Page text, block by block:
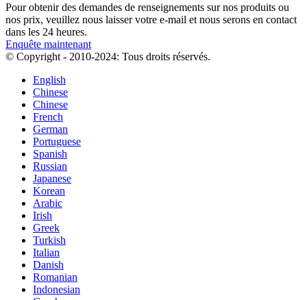
Pour obtenir des demandes de renseignements sur nos produits ou
nos prix, veuillez nous laisser votre e-mail et nous serons en contact
dans les 24 heures.
Enquête maintenant
© Copyright - 2010-2024: Tous droits réservés.
English
Chinese
Chinese
French
German
Portuguese
Spanish
Russian
Japanese
Korean
Arabic
Irish
Greek
Turkish
Italian
Danish
Romanian
Indonesian